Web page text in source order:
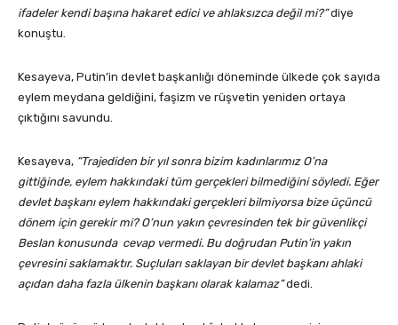
ifadeler kendi başına hakaret edici ve ahlaksızca değil mi?”diye
konuştu.
Kesayeva, Putin’in devlet başkanlığı döneminde ülkede çok sayıda
eylem meydana geldiğini, faşizm ve rüşvetin yeniden ortaya
çıktığını savundu.
Kesayeva, “Trajediden bir yıl sonra bizim kadınlarımız O’na
gittiğinde, eylem hakkındaki tüm gerçekleri bilmediğini söyledi. Eğer
devlet başkanı eylem hakkındaki gerçekleri bilmiyorsa bize üçüncü
dönem için gerekir mi? O’nun yakın çevresinden tek bir güvenlikçi
Beslan konusunda cevap vermedi. Bu doğrudan Putin’in yakın
çevresini saklamaktır. Suçluları saklayan bir devlet başkanı ahlaki
açıdan daha fazla ülkenin başkanı olarak kalamaz”dedi.